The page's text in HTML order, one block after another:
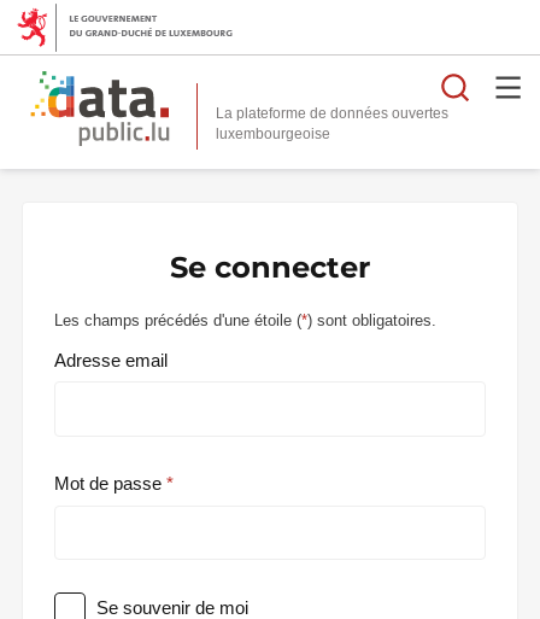
La plateforme de données ouvertes
Se connecter
Les champs précédés d'une étoile (*) sont obligatoires.
Adresse email
Mot de passe
Se souvenir de moi